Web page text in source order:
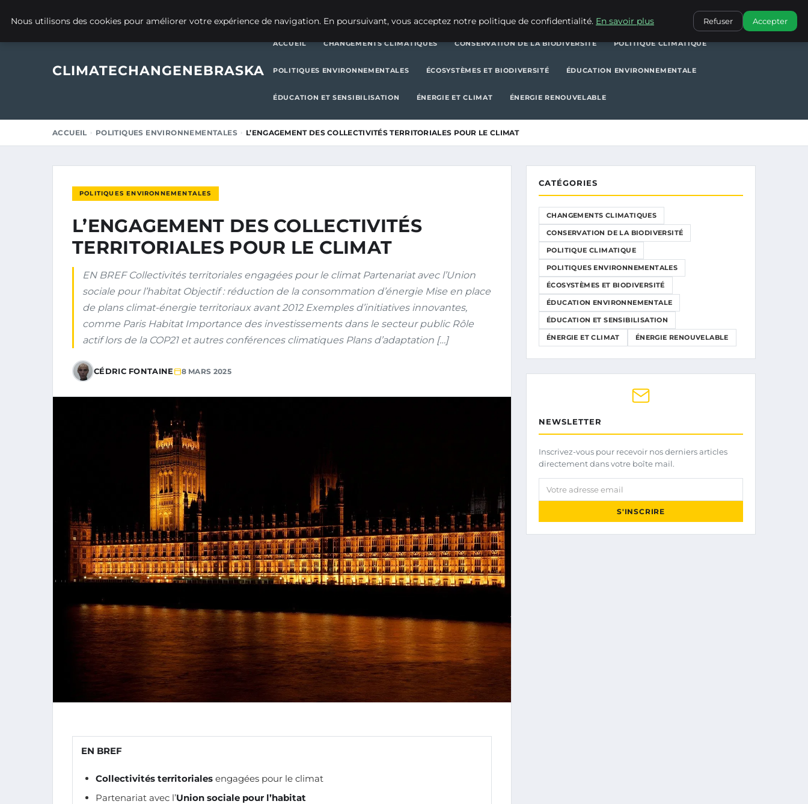
POLITIQUES ENVIRONNEMENTALES
CLIMATECHANGENEBRASKA
ACCUEIL CHANGEMENTS CLIMATIQUES CONSERVATION DE LA BIODIVERSITÉ POLITIQUE CLIMATIQUE
POLITIQUES ENVIRONNEMENTALES ÉCOSYSTÈMES ET BIODIVERSITÉ ÉDUCATION ENVIRONNEMENTALE
ÉDUCATION ET SENSIBILISATION ÉNERGIE ET CLIMAT ÉNERGIE RENOUVELABLE
ACCUEIL POLITIQUES ENVIRONNEMENTALES L’ENGAGEMENT DES COLLECTIVITÉS TERRITORIALES POUR LE CLIMAT
POLITIQUES ENVIRONNEMENTALES
L’ENGAGEMENT DES COLLECTIVITÉS
TERRITORIALES POUR LE CLIMAT
EN BREF Collectivités territoriales engagées pour le climat Partenariat avec l’Union
sociale pour l’habitat Objectif : réduction de la consommation d’énergie Mise en place
de plans climat-énergie territoriaux avant 2012 Exemples d’initiatives innovantes,
comme Paris Habitat Importance des investissements dans le secteur public Rôle
actif lors de la COP21 et autres conférences climatiques Plans d’adaptation […]
CÉDRIC FONTAINE 8 MARS 2025
EN BREF
Collectivités territoriales engagées pour le climat
Partenariat avec l’Union sociale pour l’habitat
CATÉGORIES
CHANGEMENTS CLIMATIQUES
CONSERVATION DE LA BIODIVERSITÉ
POLITIQUE CLIMATIQUE
POLITIQUES ENVIRONNEMENTALES
ÉCOSYSTÈMES ET BIODIVERSITÉ
ÉDUCATION ENVIRONNEMENTALE
ÉDUCATION ET SENSIBILISATION
ÉNERGIE ET CLIMAT ÉNERGIE RENOUVELABLE
NEWSLETTER
Inscrivez-vous pour recevoir nos derniers articles
directement dans votre boîte mail.
Votre adresse email
S'INSCRIRE
Nous utilisons des cookies pour améliorer votre expérience de navigation. En poursuivant, vous acceptez notre politique de confidentialité. En savoir plus Refuser Accepter